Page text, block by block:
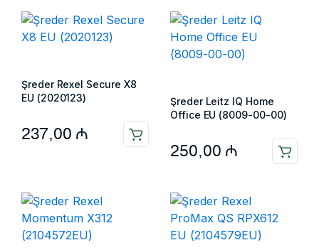
Şreder Rexel Secure X8
EU (2020123)
237,00 ₼
Şreder Leitz IQ Home
Office EU (8009-00-00)
250,00 ₼